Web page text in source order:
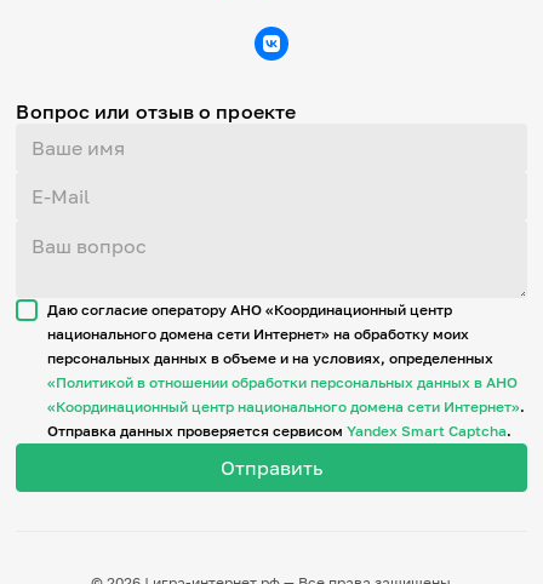
Вопрос или отзыв о проекте
Даю согласие оператору АНО «Координационный центр
национального домена сети Интернет» на обработку моих
персональных данных в объеме и на условиях, определенных
«Политикой в отношении обработки персональных данных в АНО
«Координационный центр национального домена сети Интернет».
Отправка данных проверяется сервисомYandex Smart Captcha.